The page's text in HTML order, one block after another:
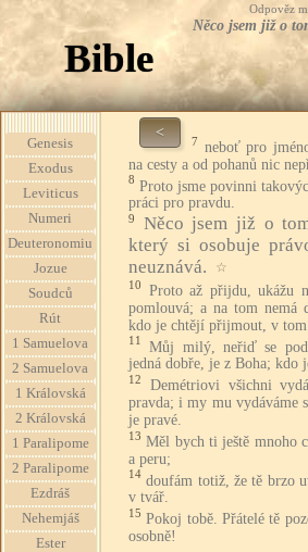
Odpověz
Něco jsem již o
Bible
Genesis
Exodus
Leviticus
Numeri
Deuteronomiu
Jozue
Soudců
Rút
1 Samuelova
2 Samuelova
1 Královská
2 Královská
1 Paralipome
2 Paralipome
Ezdráš
Nehemjáš
Ester
<
7 neboť pro
na cesty a od pohanů nic
8 Proto jsme povinni
práci pro pravdu.
9
Něco jsem již o
který si osobuje
neuznává.
☆
10
Proto až přijdu, ukážu
pomlouvá; a na tom
kdo je chtějí přijmout, v
11
Můj milý, neřiď se
jedná dobře, je z Boha; kdo
12
Demétriovi všichni
pravda; i my mu vydáváme
je pravé.
13 Měl bych ti ještě mnoho
a peru;
14 doufám totiž, že tě brzo
v tvář.
15 Pokoj tobě. Přátelé tě
osobně!